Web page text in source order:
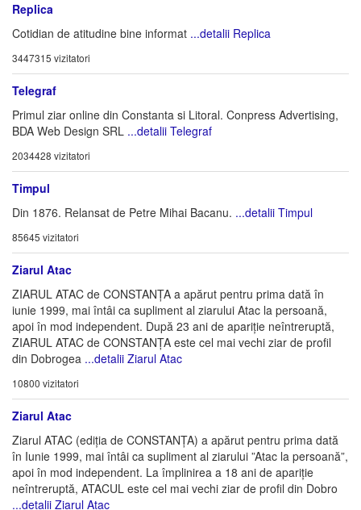
Replica
Cotidian de atitudine bine informat ...detalii Replica
3447315 vizitatori
Telegraf
Primul ziar online din Constanta si Litoral. Conpress Advertising,
BDA Web Design SRL ...detalii Telegraf
2034428 vizitatori
Timpul
Din 1876. Relansat de Petre Mihai Bacanu. ...detalii Timpul
85645 vizitatori
Ziarul Atac
ZIARUL ATAC de CONSTANȚA a apărut pentru prima dată în
iunie 1999, mai întâi ca supliment al ziarului Atac la persoană,
apoi în mod independent. După 23 ani de apariție neîntreruptă,
ZIARUL ATAC de CONSTANȚA este cel mai vechi ziar de profil
din Dobrogea ...detalii Ziarul Atac
10800 vizitatori
Ziarul Atac
Ziarul ATAC (ediția de CONSTANȚA) a apărut pentru prima dată
în Iunie 1999, mai întâi ca supliment al ziarului ”Atac la persoană”,
apoi în mod independent. La împlinirea a 18 ani de apariție
neîntreruptă, ATACUL este cel mai vechi ziar de profil din Dobro
...detalii Ziarul Atac